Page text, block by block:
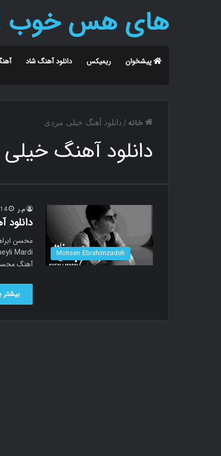
های هس خوب
پیشخوان ریمیکس دانلود آهنگ شاد
خانه / دانلود آهنگ خیلی مردی
دانلود آهنگ
Mohsen Ebrahimzadeh
م.ر
آهنگ محسن
بیشتر